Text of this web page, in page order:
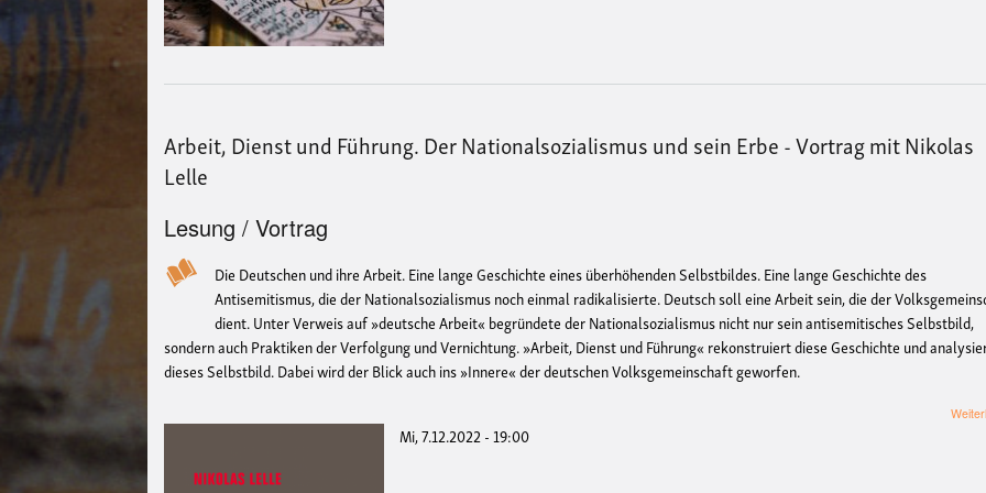
Arbeit, Dienst und Führung. Der Nationalsozialismus und sein Erbe - Vortrag mit Nikolas
Lelle
Lesung / Vortrag
Die Deutschen und ihre Arbeit. Eine lange Geschichte eines überhöhenden Selbstbildes. Eine lange Geschichte des
Antisemitismus, die der Nationalsozialismus noch einmal radikalisierte. Deutsch soll eine Arbeit sein, die der
dient. Unter Verweis auf »deutsche Arbeit« begründete der Nationalsozialismus nicht nur sein antisemitisches Selbstbild,
sondern auch Praktiken der Verfolgung und Vernichtung. »Arbeit, Dienst und Führung« rekonstruiert diese Geschichte und
dieses Selbstbild. Dabei wird der Blick auch ins »Innere« der deutschen Volksgemeinschaft geworfen.
Mi, 7.12.2022 - 19:00